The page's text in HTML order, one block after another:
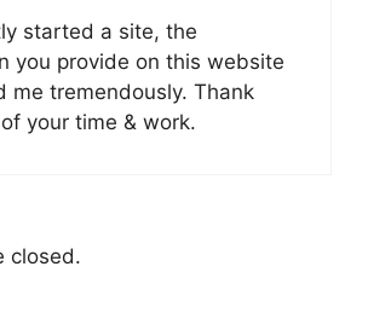
started a site, the
you provide on this website
me tremendously. Thank
your time & work.
closed.